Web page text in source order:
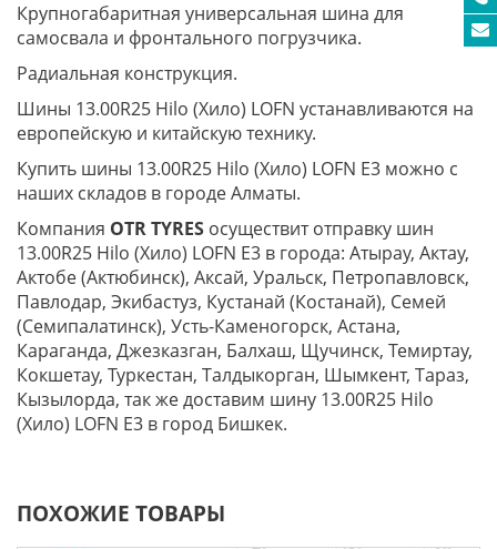
Крупногабаритная универсальная шина для
самосвала и фронтального погрузчика.
Радиальная конструкция.
Шины 13.00R25 Hilo (Хило) LOFN устанавливаются на
европейскую и китайскую технику.
Купить шины 13.00R25 Hilo (Хило) LOFN E3 можно с
наших складов в городе Алматы.
Компания OTR TYRES осуществит отправку шин
13.00R25 Hilo (Хило) LOFN E3 в города: Атырау, Актау,
Актобе (Актюбинск), Аксай, Уральск, Петропавловск,
Павлодар, Экибастуз, Кустанай (Костанай), Семей
(Семипалатинск), Усть-Каменогорск, Астана,
Караганда, Джезказган, Балхаш, Щучинск, Темиртау,
Кокшетау, Туркестан, Талдыкорган, Шымкент, Тараз,
Кызылорда, так же доставим шину 13.00R25 Hilo
(Хило) LOFN E3 в город Бишкек.
ПОХОЖИЕ ТОВАРЫ